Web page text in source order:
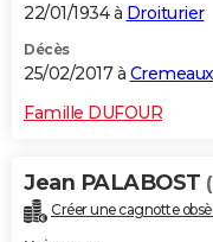
22/01/1934 à Droiturier
Décès
25/02/2017 à Cremeaux
Famille DUFOUR
Jean PALABOST
Créer une cagnotte